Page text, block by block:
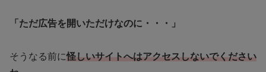
「ただ広告を開いただけなのに・・・」
そうなる前に怪しいサイトへはアクセスしないでください